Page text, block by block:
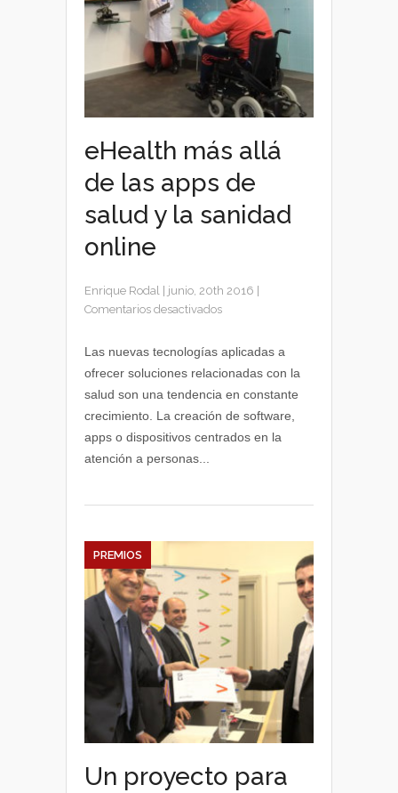
eHealth más allá
de las apps de
salud y la sanidad
online
Enrique Rodal junio, 20th 2016
Comentarios desactivadosen
más
las
apps
de
Las nuevas tecnologías aplicadas a
ofrecer soluciones relacionadas con la
salud son una tendencia en constante
crecimiento. La creación de software,
apps o dispositivos centrados en la
atención a personas...
PREMIOS
Un proyecto para